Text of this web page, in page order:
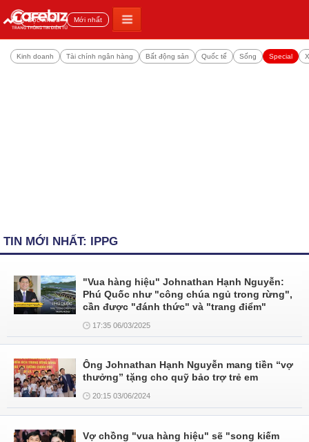
Đọc nhiều Mới nhất
Kinh doanh Tài chính ngân hàng Bất động sản Quốc tế Sống Special
TIN MỚI NHẤT: IPPG
"Vua hàng hiệu" Johnathan Hạnh Nguyễn:
Phú Quốc như "công chúa ngủ trong rừng",
cần được "đánh thức" và "trang điểm"
17:35 06/03/2025
Ông Johnathan Hạnh Nguyễn mang tiền “vợ
thưởng” tặng cho quỹ bảo trợ trẻ em
20:15 03/06/2024
Vợ chồng "vua hàng hiệu" sẽ "song kiếm